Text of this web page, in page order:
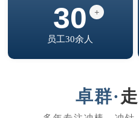
30 +
员工30余人